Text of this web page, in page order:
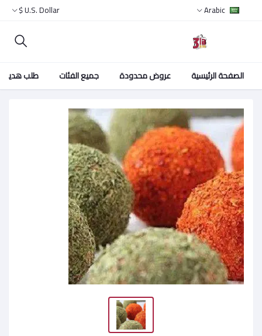
Arabic
U.S. Dollar $
الصفحة الرئيسية عروض محدودة جميع الفئات طلب هدية